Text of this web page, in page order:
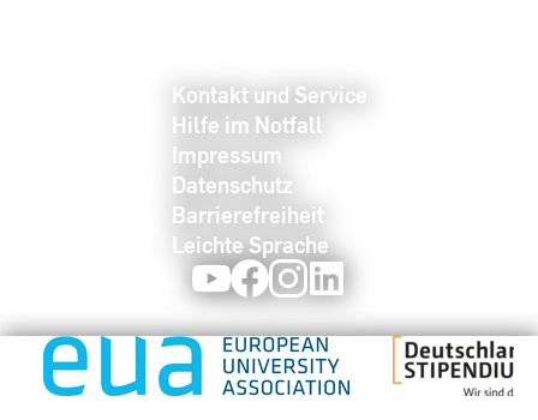
Kontakt und Service
Hilfe im Notfall
Impressum
Datenschutz
Barrierefreiheit
Leichte Sprache
YoutubeFacebookInstagram